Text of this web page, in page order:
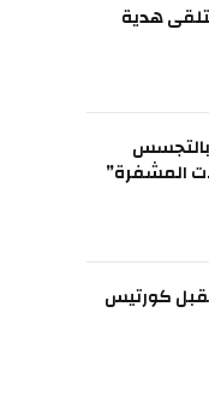
هدية
بالتجسس
المشفرة”
كورتيس